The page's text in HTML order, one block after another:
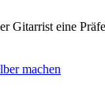
Gitarrist eine